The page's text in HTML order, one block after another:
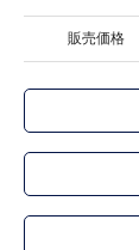
販売価格